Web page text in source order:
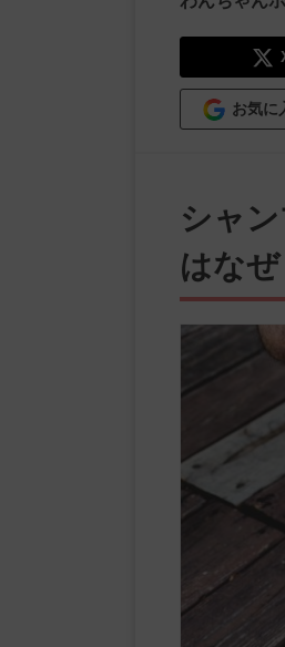
お気に
シャ
はなぜ